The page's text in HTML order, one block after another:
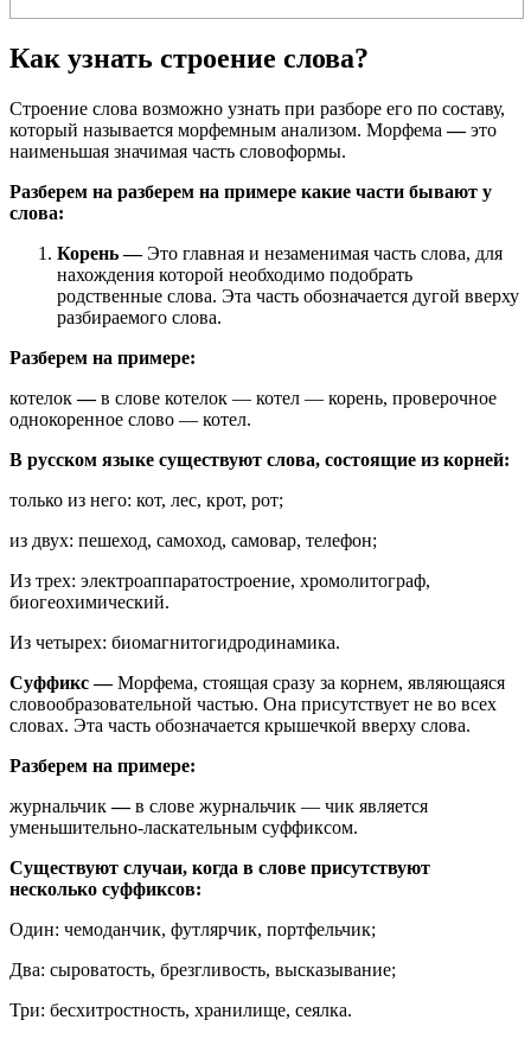
Как узнать строение слова?
Строение слова возможно узнать при разборе его по составу,
который называется морфемным анализом. Морфема—это
наименьшая значимая часть словоформы.
Разберем на разберем на примере какие части бывают у
слова:
Корень —Это главная и незаменимая часть слова, для
нахождения которой необходимо подобрать
родственные слова. Эта часть обозначается дугой вверху
разбираемого слова.
Разберем на примере:
котелок—в слове котелок — котел — корень, проверочное
однокоренное слово — котел.
В русском языке существуют слова, состоящие из корней:
только из него: кот, лес, крот, рот;
из двух: пешеход, самоход, самовар, телефон;
Из трех: электроаппаратостроение, хромолитограф,
биогеохимический.
Из четырех: биомагнитогидродинамика.
Суффикс—Морфема, стоящая сразу за корнем, являющаяся
словообразовательной частью. Она присутствует не во всех
словах. Эта часть обозначается крышечкой вверху слова.
Разберем на примере:
журнальчик—в слове журнальчик — чик является
уменьшительно-ласкательным суффиксом.
Существуют случаи, когда в слове присутствуют
несколько суффиксов:
Один: чемоданчик, футлярчик, портфельчик;
Два: сыроватость, брезгливость, высказывание;
Три: бесхитростность, хранилище, сеялка.